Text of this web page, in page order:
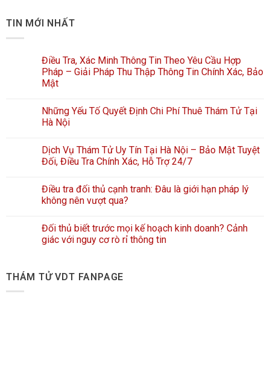
TIN MỚI NHẤT
Điều Tra, Xác Minh Thông Tin Theo Yêu Cầu Hợp
Pháp – Giải Pháp Thu Thập Thông Tin Chính Xác, Bảo
Mật
Những Yếu Tố Quyết Định Chi Phí Thuê Thám Tử Tại
Hà Nội
Dịch Vụ Thám Tử Uy Tín Tại Hà Nội – Bảo Mật Tuyệt
Đối, Điều Tra Chính Xác, Hỗ Trợ 24/7
Điều tra đối thủ cạnh tranh: Đâu là giới hạn pháp lý
không nên vượt qua?
Đối thủ biết trước mọi kế hoạch kinh doanh? Cảnh
giác với nguy cơ rò rỉ thông tin
THÁM TỬ VDT FANPAGE